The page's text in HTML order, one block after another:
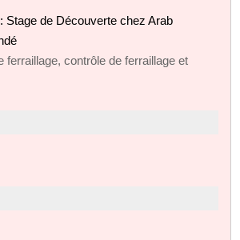
: Stage de Découverte chez Arab
ferraillage, contrôle de ferraillage et